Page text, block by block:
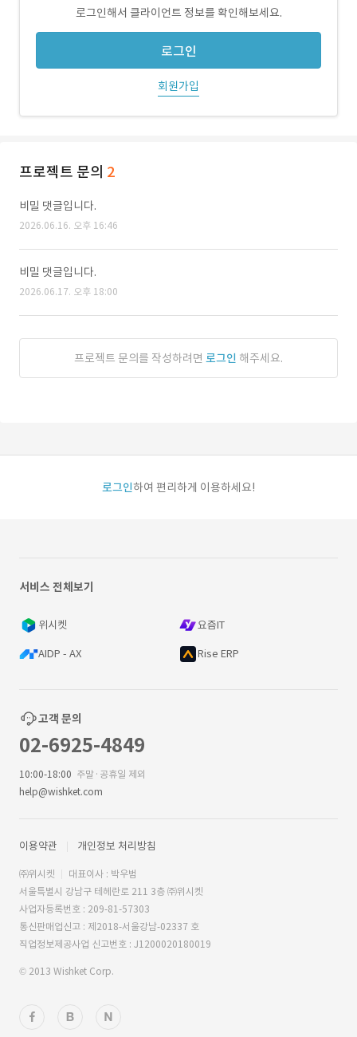
로그인해서 클라이언트 정보를 확인해보세요.
로그인
회원가입
프로젝트 문의 2
비밀 댓글입니다.
2026.06.16. 오후 16:46
비밀 댓글입니다.
2026.06.17. 오후 18:00
프로젝트 문의를 작성하려면 로그인 해주세요.
로그인하여 편리하게 이용하세요!
서비스 전체보기
위시켓 요즘IT
AIDP - AX Rise ERP
고객 문의
02-6925-4849
10:00-18:00 주말·공휴일 제외
help@wishket.com
이용약관 개인정보 처리방침
㈜위시켓
대표이사 : 박우범
서울특별시 강남구 테헤란로 211 3층 ㈜위시켓
사업자등록번호 : 209-81-57303
통신판매업신고 : 제2018-서울강남-02337 호
직업정보제공사업 신고번호 : J1200020180019
© 2013 Wishket Corp.